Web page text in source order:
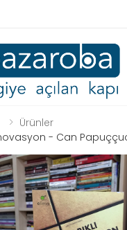
Ürünler
İnovasyon - Can